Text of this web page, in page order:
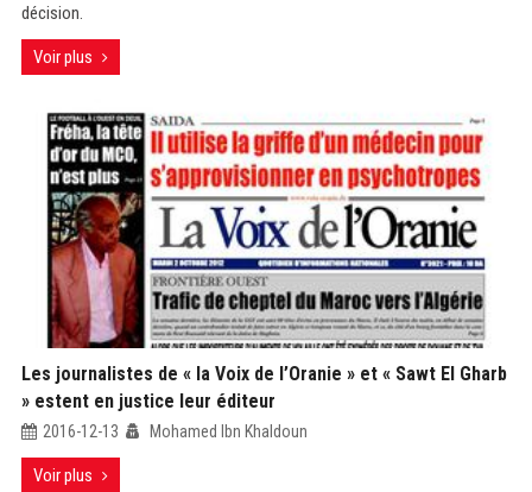
décision.
Voir plus
Les journalistes de « la Voix de l’Oranie » et « Sawt El Gharb
» estent en justice leur éditeur
2016-12-13 Mohamed Ibn Khaldoun
Voir plus